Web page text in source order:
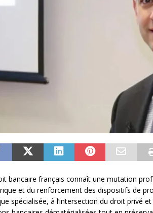
bancaire français connaît une mutation
et du renforcement des dispositifs de
spécialisée, à l’intersection du droit privé